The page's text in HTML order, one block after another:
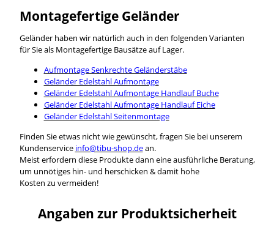
Montagefertige Geländer
Geländer haben wir natürlich auch in den folgenden Varianten
für Sie als Montagefertige Bausätze auf Lager.
Aufmontage Senkrechte Geländerstäbe
Geländer Edelstahl Aufmontage
Geländer Edelstahl Aufmontage Handlauf Buche
Geländer Edelstahl Aufmontage Handlauf Eiche
Geländer Edelstahl Seitenmontage
Finden Sie etwas nicht wie gewünscht, fragen Sie bei unserem
Kundenservice info@tibu-shop.dean.
Meist erfordern diese Produkte dann eine ausführliche Beratung,
um unnötiges hin- und herschicken & damit hohe
Kosten zu vermeiden!
Angaben zur Produktsicherheit